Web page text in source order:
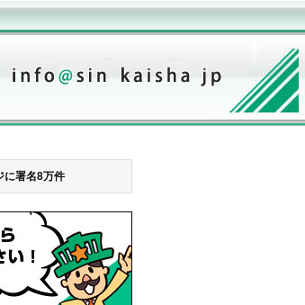
に署名8万件